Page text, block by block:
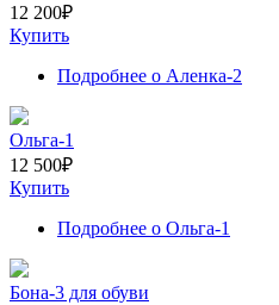
12 200₽
Купить
Подробнее о Аленка-2
Ольга-1
12 500₽
Купить
Подробнее о Ольга-1
Бона-3 для обуви